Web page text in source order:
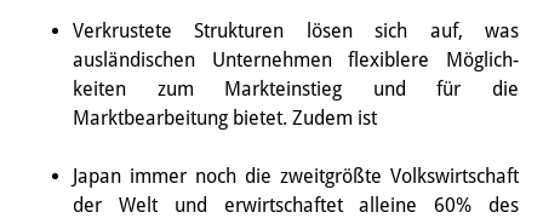
日本におけるサステナビリティ
研究クラスター
ション
Verkrustete Strukturen lösen sich auf, was
ausländischen Unternehmen flexiblere Möglich-
keiten zum Markteinstieg und für die
Marktbearbeitung bietet. Zudem ist
Japan immer noch die zweitgrößte Volkswirtschaft
der Welt und erwirtschaftet alleine 60% des